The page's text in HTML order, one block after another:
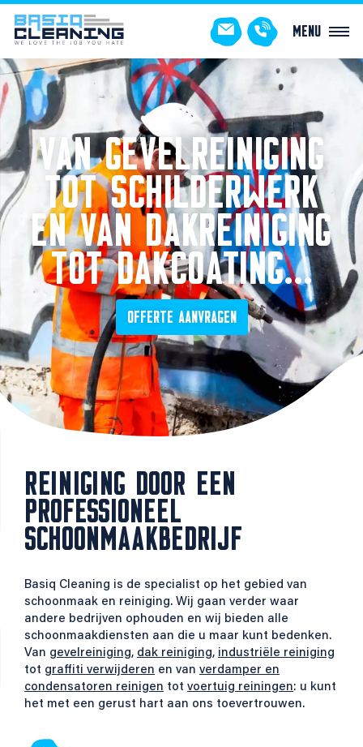
Menu
VAN GEVELREINIGING
TOT SCHILDERWERK
EN VAN DAKREINIGING
TOT DAKCOATING…
OFFERTE AANVRAGEN
REINIGING DOOR EEN
PROFESSIONEEL
SCHOONMAAKBEDRIJF
Basiq Cleaning is de specialist op het gebied van
schoonmaak en reiniging. Wij gaan verder waar
andere bedrijven ophouden en wij bieden alle
schoonmaakdiensten aan die u maar kunt bedenken.
Van gevelreiniging, dak reiniging, industriële reiniging
tot graffiti verwijderen en van verdamper en
condensatoren reinigen tot voertuig reiningen: u kunt
het met een gerust hart aan ons toevertrouwen.